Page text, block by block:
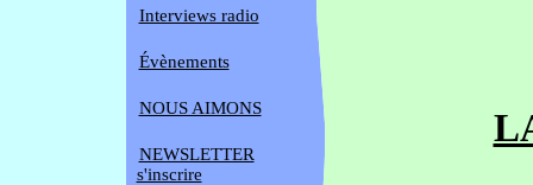
Interviews radio
Évènements
NOUS AIMONS
NEWSLETTER
s'inscrire